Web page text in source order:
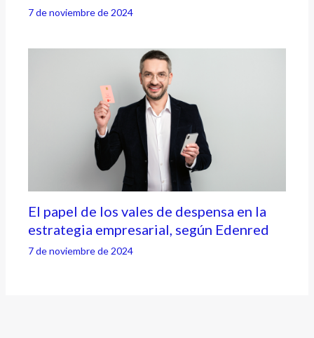
7 de noviembre de 2024
El papel de los vales de despensa en la
estrategia empresarial, según Edenred
7 de noviembre de 2024